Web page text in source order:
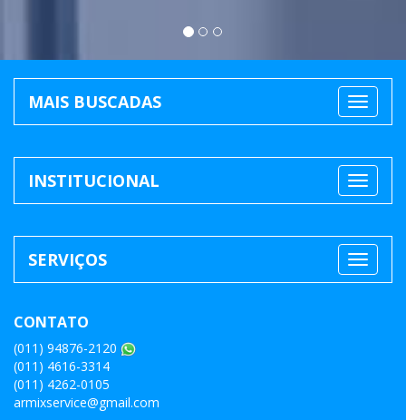
MAIS BUSCADAS
INSTITUCIONAL
SERVIÇOS
CONTATO
(011) 94876-2120
(011) 4616-3314
(011) 4262-0105
armixservice@gmail.com